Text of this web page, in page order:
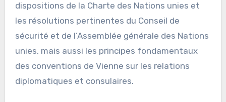
dispositions de la Charte des Nations unies et
les résolutions pertinentes du Conseil de
sécurité et de l’Assemblée générale des Nations
unies, mais aussi les principes fondamentaux
des conventions de Vienne sur les relations
diplomatiques et consulaires.